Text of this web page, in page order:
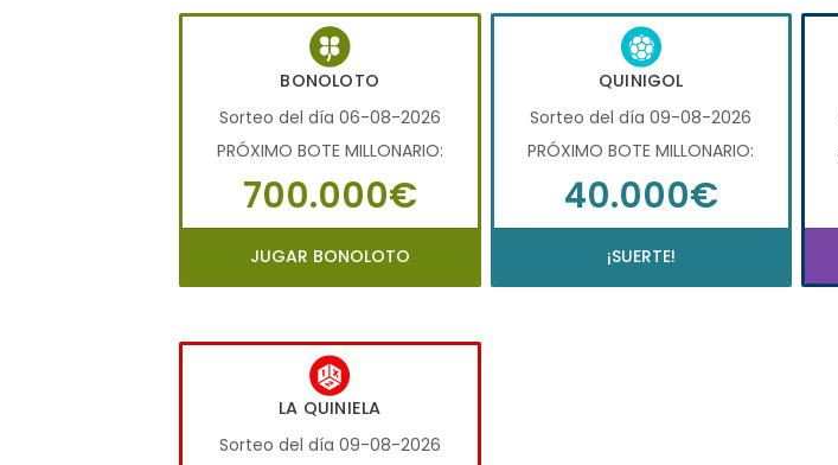
BONOLOTO
Sorteo del día 06-08-2026
PRÓXIMO BOTE MILLONARIO:
700.000€
JUGAR BONOLOTO
QUINIGOL
Sorteo del día 09-08-2026
PRÓXIMO BOTE MILLONARIO:
40.000€
¡SUERTE!
LA QUINIELA
Sorteo del día 09-08-2026